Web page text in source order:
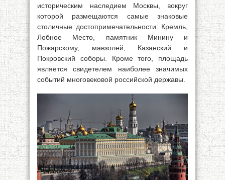
историческим наследием Москвы, вокруг
которой размещаются самые знаковые
столичные достопримечательности: Кремль,
Лобное Место, памятник Минину и
Пожарскому, мавзолей, Казанский и
Покровский соборы. Кроме того, площадь
является свидетелем наиболее значимых
событий многовековой российской державы.